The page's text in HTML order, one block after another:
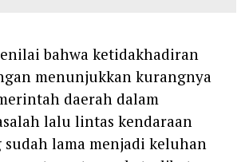
bahwa ketidakhadiran
menunjukkan kurangnya
daerah dalam
lalu lintas kendaraan
sudah lama menjadi keluhan